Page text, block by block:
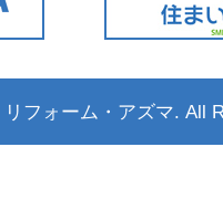
リフォーム・アズマ. All